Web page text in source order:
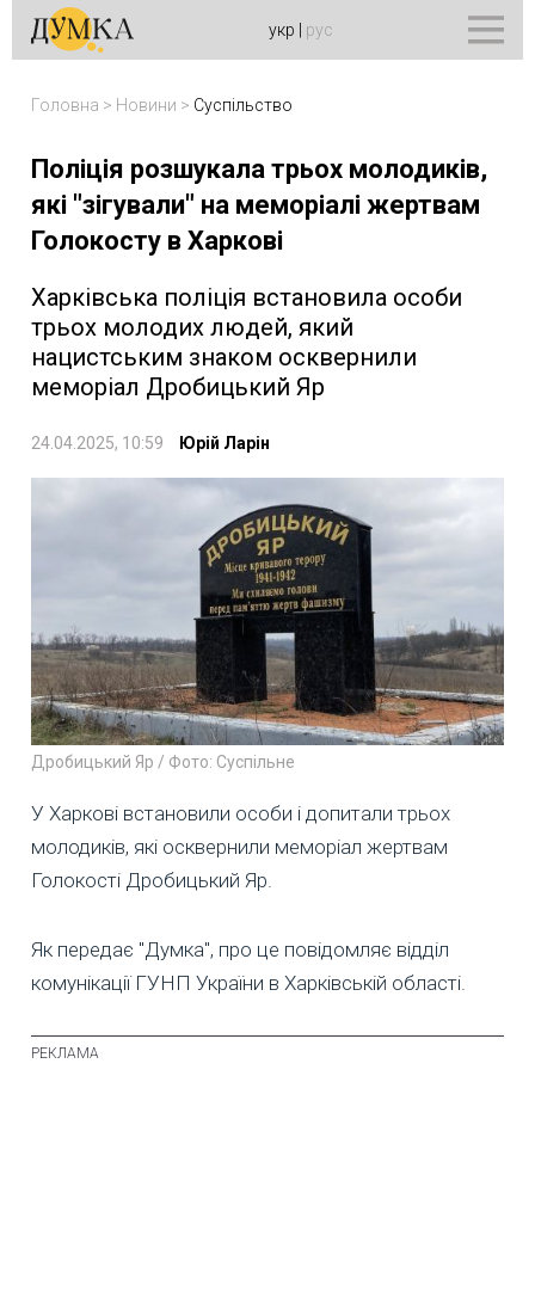
укр рус
Головна > Новини > Суспільство
Поліція розшукала трьох молодиків,
які "зігували" на меморіалі жертвам
Голокосту в Харкові
Харківська поліція встановила особи
трьох молодих людей, який
нацистським знаком осквернили
меморіал Дробицький Яр
24.04.2025, 10:59 Юрій Ларін
Дробицький Яр / Фото: Суспільне
У Харкові встановили особи і допитали трьох
молодиків, які осквернили меморіал жертвам
Голокості Дробицький Яр.
Як передає "Думка", про це повідомляє відділ
комунікації ГУНП України в Харківській області.